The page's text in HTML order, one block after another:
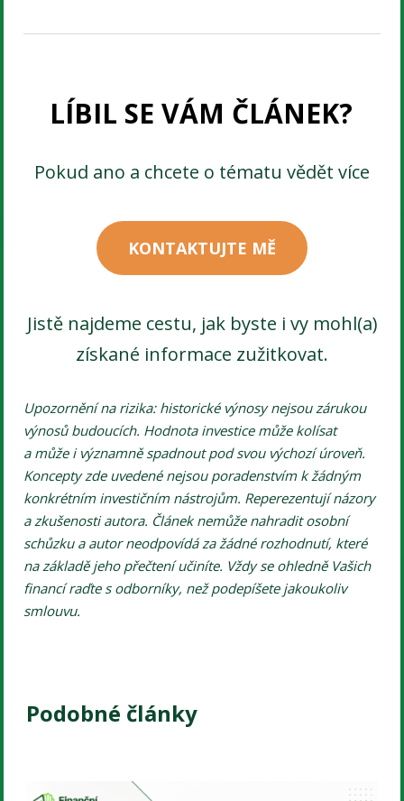
LÍBIL SE VÁM ČLÁNEK?
Pokud ano a chcete o tématu vědět více
KONTAKTUJTE MĚ
Jistě najdeme cestu, jak byste i vy mohl(a)
získané informace zužitkovat.
Upozornění na rizika: historické výnosy nejsou zárukou
výnosů budoucích. Hodnota investice může kolísat
a může i významně spadnout pod svou výchozí úroveň.
Koncepty zde uvedené nejsou poradenstvím k žádným
konkrétním investičním nástrojům. Reperezentují názory
a zkušenosti autora. Článek nemůže nahradit osobní
schůzku a autor neodpovídá za žádné rozhodnutí, které
na základě jeho přečtení učiníte. Vždy se ohledně Vašich
financí raďte s odborníky, než podepíšete jakoukoliv
smlouvu.
Podobné články